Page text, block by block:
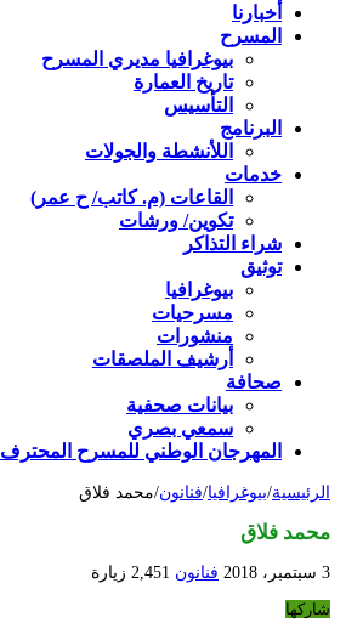
أخبارنا
المسرح
بيوغرافيا مديري المسرح
تاريخ العمارة
التأسيس
البرنامج
اللأنشطة والجولات
خدمات
القاعات (م. كاتب/ ح عمر)
تكوين/ ورشات
شراء التذاكر
توثيق
بيوغرافيا
مسرحيات
منشورات
أرشيف الملصقات
صحافة
بيانات صحفية
سمعي بصري
المهرجان الوطني للمسرح المحترف
الرئيسية/بيوغرافيا/فنانون/محمد فلاق
محمد فلاق
3 سبتمبر، 2018 فنانون 2,451 زيارة
شاركها